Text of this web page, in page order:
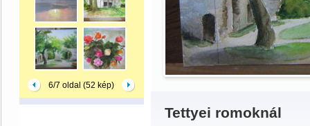
6/7 oldal (52 kép)
Tettyei romoknál